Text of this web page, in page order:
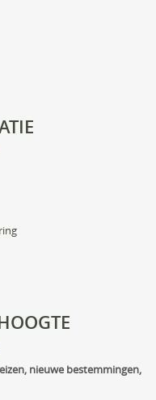
nieuwe bestemmingen,